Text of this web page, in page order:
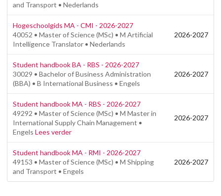
and Transport • Nederlands
Hogeschoolgids MA - CMI - 2026-2027
40052 • Master of Science (MSc) • M Artificial
Intelligence Translator • Nederlands
2026-2027
Student handbook BA - RBS - 2026-2027
30029 • Bachelor of Business Administration
(BBA) • B International Business • Engels
2026-2027
Student handbook MA - RBS - 2026-2027
49292 • Master of Science (MSc) • M Master in
International Supply Chain Management •
Engels Lees verder
2026-2027
Student handbook MA - RMI - 2026-2027
49153 • Master of Science (MSc) • M Shipping
and Transport • Engels
2026-2027